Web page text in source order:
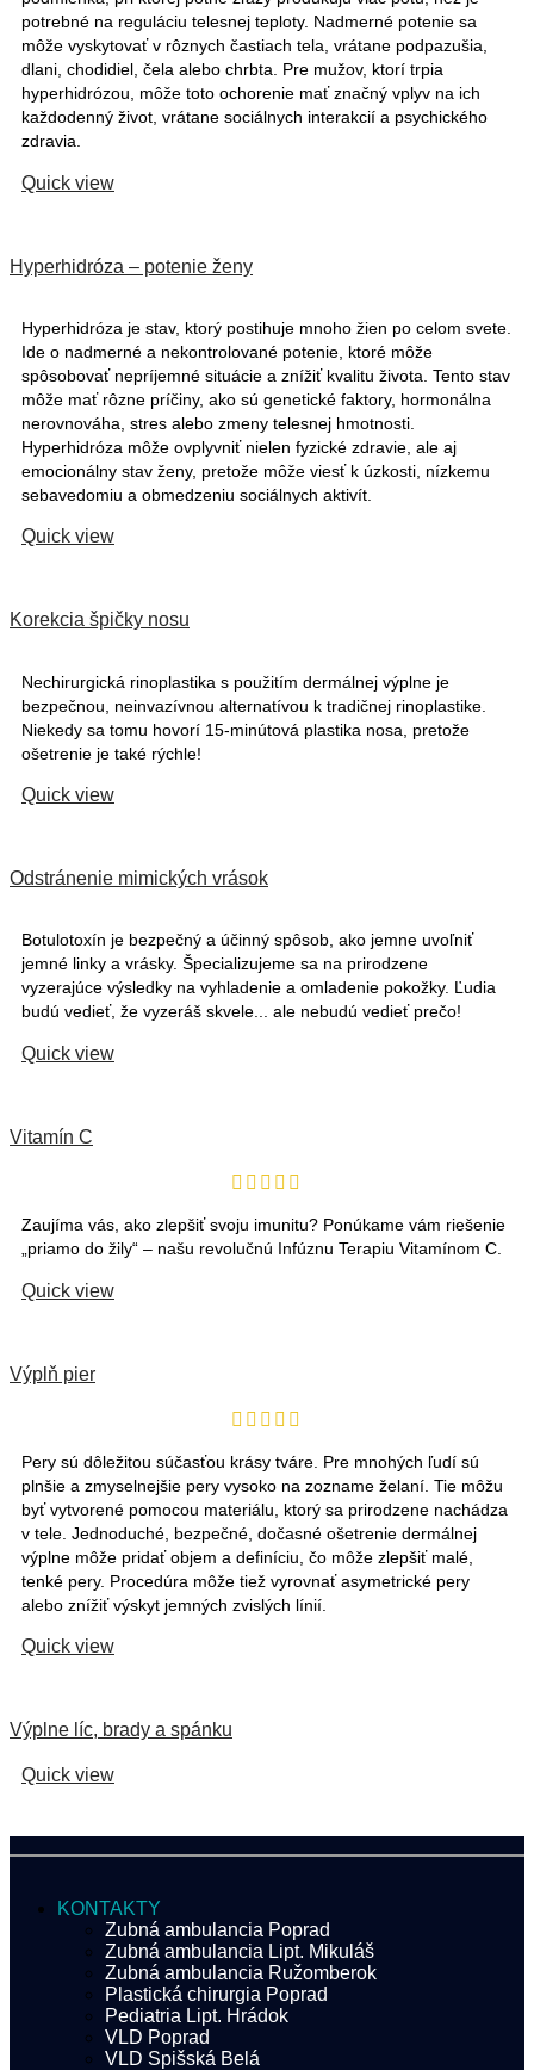
potrebné na reguláciu telesnej teploty. Nadmerné potenie sa
môže vyskytovať v rôznych častiach tela, vrátane podpazušia,
dlani, chodidiel, čela alebo chrbta. Pre mužov, ktorí trpia
hyperhidrózou, môže toto ochorenie mať značný vplyv na ich
každodenný život, vrátane sociálnych interakcií a psychického
zdravia.
Quick view
Hyperhidróza – potenie ženy
Hyperhidróza je stav, ktorý postihuje mnoho žien po celom svete.
Ide o nadmerné a nekontrolované potenie, ktoré môže
spôsobovať nepríjemné situácie a znížiť kvalitu života. Tento stav
môže mať rôzne príčiny, ako sú genetické faktory, hormonálna
nerovnováha, stres alebo zmeny telesnej hmotnosti.
Hyperhidróza môže ovplyvniť nielen fyzické zdravie, ale aj
emocionálny stav ženy, pretože môže viesť k úzkosti, nízkemu
sebavedomiu a obmedzeniu sociálnych aktivít.
Quick view
Korekcia špičky nosu
Nechirurgická rinoplastika s použitím dermálnej výplne je
bezpečnou, neinvazívnou alternatívou k tradičnej rinoplastike.
Niekedy sa tomu hovorí 15-minútová plastika nosa, pretože
ošetrenie je také rýchle!
Quick view
Odstránenie mimických vrások
Botulotoxín je bezpečný a účinný spôsob, ako jemne uvoľniť
jemné linky a vrásky. Špecializujeme sa na prirodzene
vyzerajúce výsledky na vyhladenie a omladenie pokožky. Ľudia
budú vedieť, že vyzeráš skvele... ale nebudú vedieť prečo!
Quick view
Vitamín C
Zaujíma vás, ako zlepšiť svoju imunitu? Ponúkame vám riešenie
„priamo do žily“ – našu revolučnú Infúznu Terapiu Vitamínom C.
Quick view
Výplň pier
Pery sú dôležitou súčasťou krásy tváre. Pre mnohých ľudí sú
plnšie a zmyselnejšie pery vysoko na zozname želaní. Tie môžu
byť vytvorené pomocou materiálu, ktorý sa prirodzene nachádza
v tele. Jednoduché, bezpečné, dočasné ošetrenie dermálnej
výplne môže pridať objem a definíciu, čo môže zlepšiť malé,
tenké pery. Procedúra môže tiež vyrovnať asymetrické pery
alebo znížiť výskyt jemných zvislých línií.
Quick view
Výplne líc, brady a spánku
Quick view
KONTAKTY
Zubná ambulancia Poprad
Zubná ambulancia Lipt. Mikuláš
Zubná ambulancia Ružomberok
Plastická chirurgia Poprad
Pediatria Lipt. Hrádok
VLD Poprad
VLD Spišská Belá